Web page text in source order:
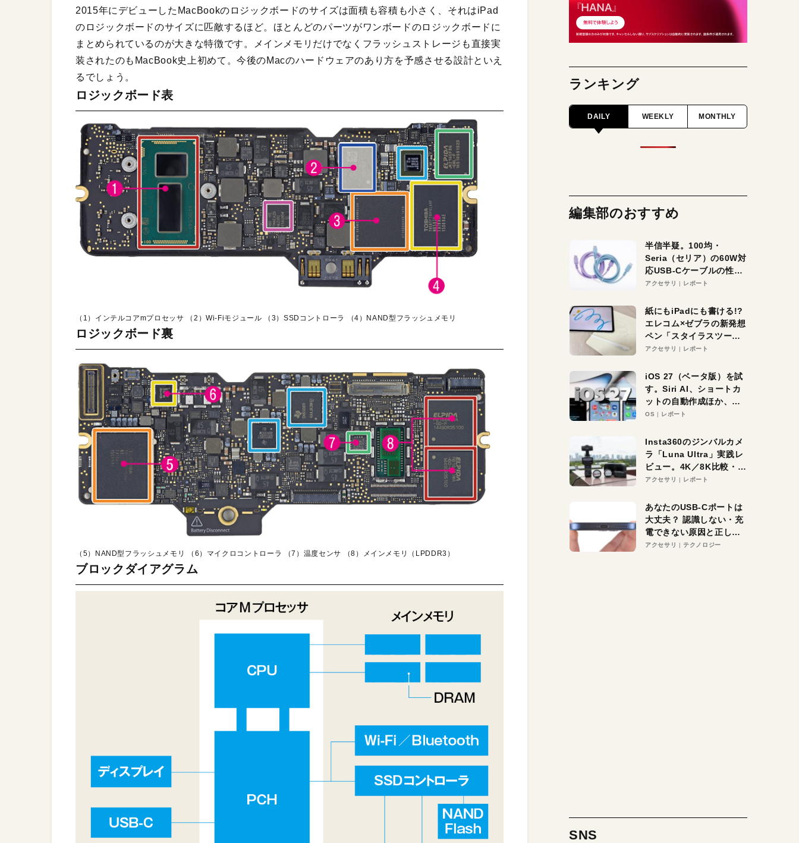
2015年にデビューしたMacBookのロジックボードのサイズは面積も容積も小さく、それはiPad
のロジックボードのサイズに匹敵するほど。ほとんどのパーツがワンボードのロジックボードに
まとめられているのが大きな特徴です。メインメモリだけでなくフラッシュストレージも直接実
装されたのもMacBook史上初めて。今後のMacのハードウェアのあり方を予感させる設計といえ
るでしょう。
ロジックボード表
（1）インテルコアmプロセッサ （2）Wi-Fiモジュール （3）SSDコントローラ （4）NAND型フラッシュメモリ
ロジックボード裏
（5）NAND型フラッシュメモリ （6）マイクロコントローラ （7）温度センサ （8）メインメモリ（LPDDR3）
ブロックダイアグラム
ランキング
DAILY WEEKLY MONTHLY
編集部のおすすめ
半信半疑。100均・
Seria（セリア）の60W対
応USB-Cケーブルの性能
を検証。超コスパの1本を
アクセサリ レポート
紙にもiPadにも書ける!?
エレコム×ゼブラの新発想
ペン「スタイラスツーウ
ェイ」レビュー。持ち替
アクセサリ レポート
iOS 27（ベータ版）を試
す。Siri AI、ショートカ
ットの自動作成ほか、期
待大の便利機能5選。
る未来はすぐそこ！
OS レポート
Insta360のジンバルカメ
ラ「Luna Ultra」実践レ
ビュー。4K／8K比較・ズ
ーム・夜間撮影をチェッ
アクセサリ レポート
あなたのUSB-Cポートは
大丈夫？ 認識しない・充
電できない原因と正しい
対策
アクセサリ テクノロジー
SNS